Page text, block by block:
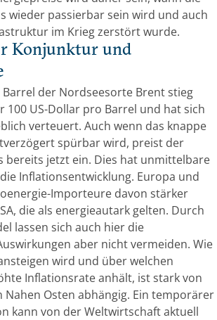
wieder passierbar sein wird und auch
im Krieg zerstört wurde.
Konjunktur und
der Nordseesorte Brent stieg
100 US-Dollar pro Barrel und hat sich
verteuert. Auch wenn das knappe
spürbar wird, preist der
bereits jetzt ein. Dies hat unmittelbare
Inflationsentwicklung. Europa und
Importeure davon stärker
die als energieautark gelten. Durch
lassen sich auch hier die
aber nicht vermeiden. Wie
wird und über welchen
Inflationsrate anhält, ist stark von
Nahen Osten abhängig. Ein temporärer
kann von der Weltwirtschaft aktuell